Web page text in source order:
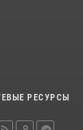
РЕСУРСЫ